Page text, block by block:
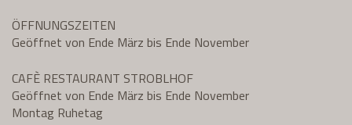
ÖFFNUNGSZEITEN
Geöffnet von Ende März bis Ende November
CAFÈ RESTAURANT STROBLHOF
Geöffnet von Ende März bis Ende November
Montag Ruhetag